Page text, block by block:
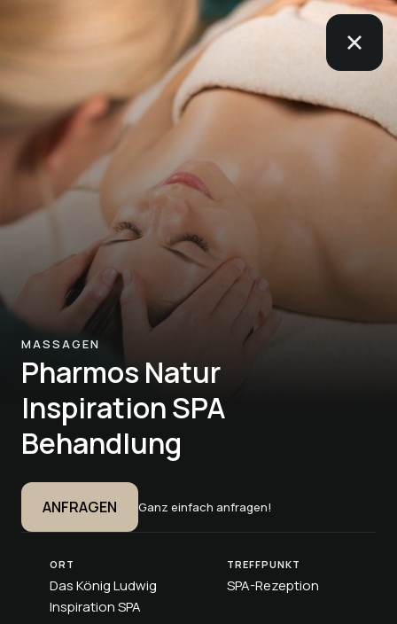
MASSAGEN
Pharmos Natur
Inspiration SPA
Behandlung
ANFRAGEN Ganz einfach anfragen!
ORT
Das König Ludwig
Inspiration SPA
TREFFPUNKT
SPA-Rezeption